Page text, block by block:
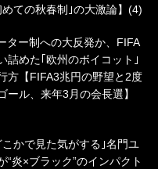
めての秋春制｣の大激論】(4)
ター制への大反発か、FIFA
詰めた｢欧州のボイコット｣
方【FIFA3兆円の野望と2度
ール、来年3月の会長選】
こかで見た気がする｣名門ユ
“炎×ブラック”のインパクト